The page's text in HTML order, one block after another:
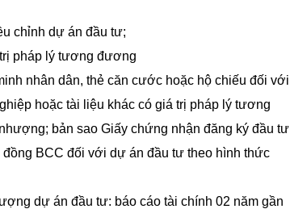
chỉnh dự án đầu tư;
pháp lý tương đương
nhân dân, thẻ căn cước hoặc hộ chiếu đối với
hoặc tài liệu khác có giá trị pháp lý tương
bản sao Giấy chứng nhận đăng ký đầu tư
BCC đối với dự án đầu tư theo hình thức
dự án đầu tư: báo cáo tài chính 02 năm gần